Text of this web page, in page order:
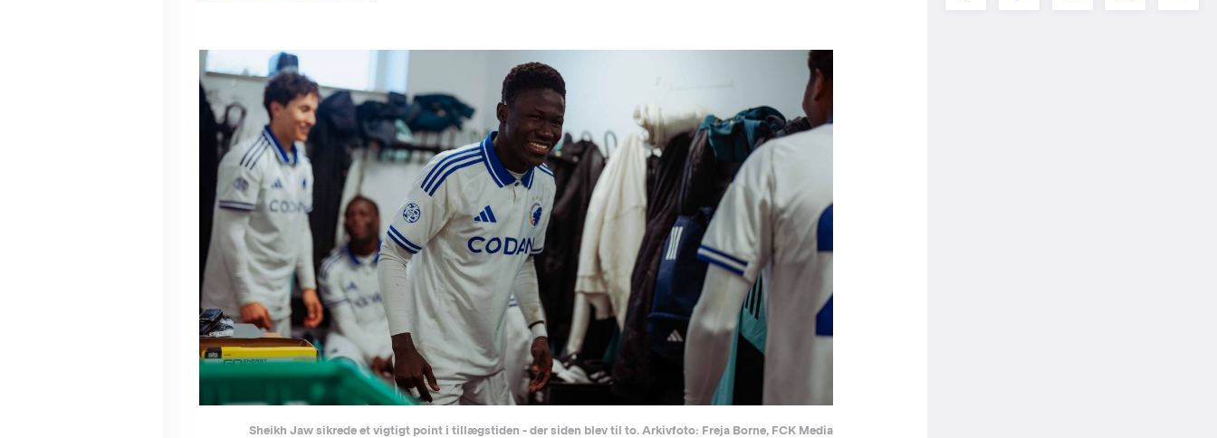
Sheikh Jaw sikrede et vigtigt point i tillægstiden - der siden blev til to. Arkivfoto: Freja Borne, FCK Media